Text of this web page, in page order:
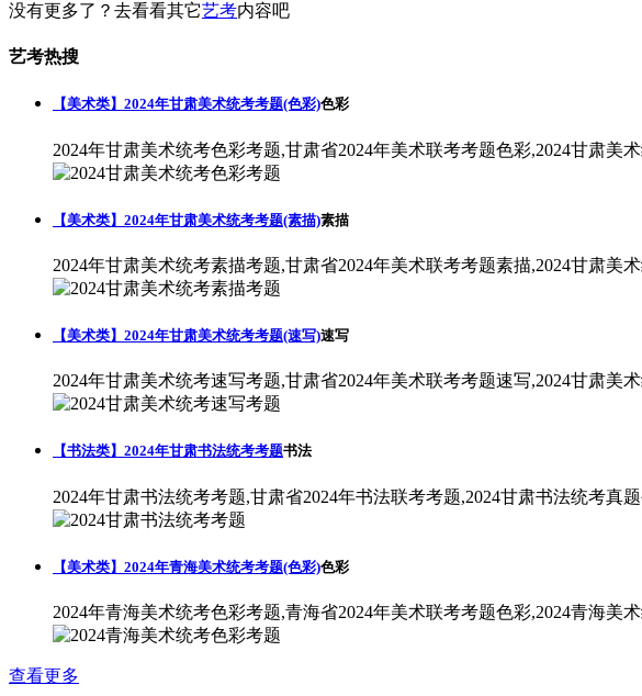
没有更多了？去看看其它艺考内容吧
艺考热搜
【美术类】2024年甘肃美术统考考题(色彩)色彩
2024年甘肃美术统考色彩考题,甘肃省2024年美术联考考题色彩,2024甘肃美术
【美术类】2024年甘肃美术统考考题(素描)素描
2024年甘肃美术统考素描考题,甘肃省2024年美术联考考题素描,2024甘肃美术
【美术类】2024年甘肃美术统考考题(速写)速写
2024年甘肃美术统考速写考题,甘肃省2024年美术联考考题速写,2024甘肃美术
【书法类】2024年甘肃书法统考考题书法
2024年甘肃书法统考考题,甘肃省2024年书法联考考题,2024甘肃书法统考真题
【美术类】2024年青海美术统考考题(色彩)色彩
2024年青海美术统考色彩考题,青海省2024年美术联考考题色彩,2024青海美术
查看更多